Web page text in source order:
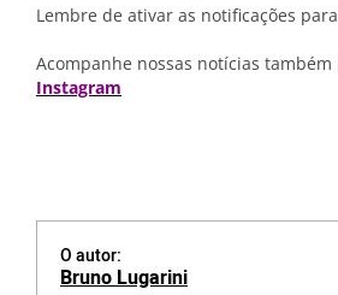
Lembre de ativar as notificações
Acompanhe nossas notícias também
Instagram
O autor:
Bruno Lugarini